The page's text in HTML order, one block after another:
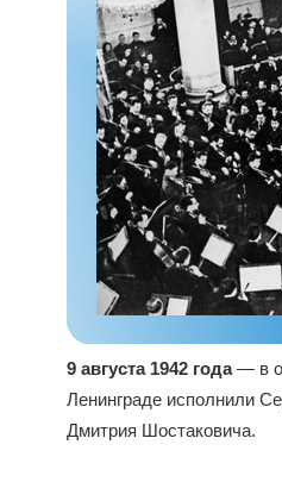
9 августа 1942 года— в
Ленинграде исполнили
Дмитрия Шостаковича.